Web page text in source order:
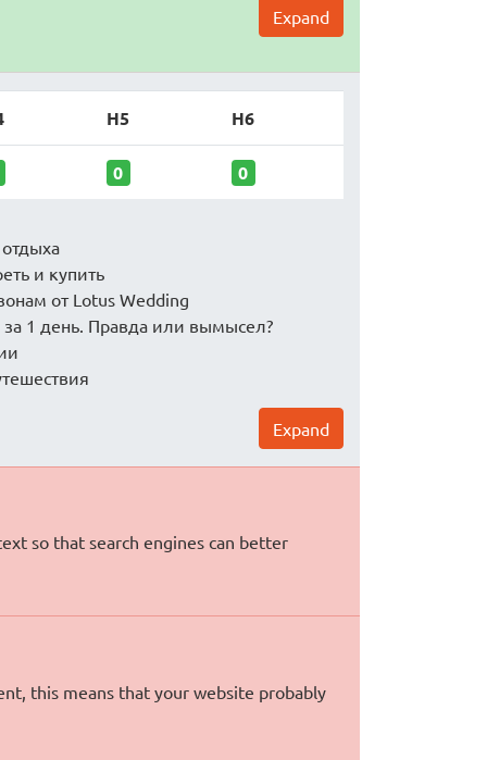
Expand
H5 H6
0 0
и купить
от Lotus Wedding
1 день. Правда или вымысел?
Expand
so that search engines can better
this means that your website probably